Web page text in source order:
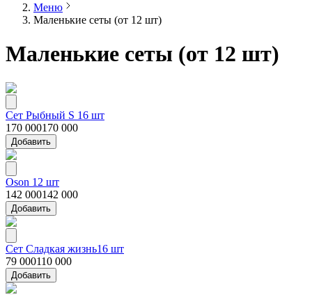
Меню
Маленькие сеты (от 12 шт)
Маленькие сеты (от 12 шт)
Сет Рыбный S 16 шт
170 000170 000
Добавить
Oson 12 шт
142 000142 000
Добавить
Сет Сладкая жизнь16 шт
79 000110 000
Добавить